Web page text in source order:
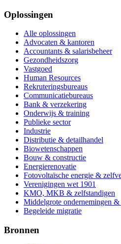
Oplossingen
Alle oplossingen
Advocaten & kantoren
Accountants & salarisbeheer
Gezondheidszorg
Vastgoed
Human Resources
Rekruteringsbureaus
Communicatiebureaus
Bank & verzekering
Onderwijs & training
Publieke sector
Industrie
Distributie & detailhandel
Biowetenschappen
Bouw & constructie
Energierenovatie
Fotovoltaïsche energie &
Verenigingen wet 1901
KMO, MKB & zelfstandigen
Middelgrote ondernemingen
Begeleide migratie
Bronnen